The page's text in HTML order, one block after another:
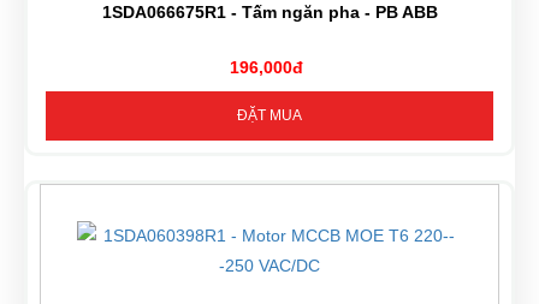
1SDA066675R1 - Tấm ngăn pha - PB ABB
196,000đ
ĐẶT MUA